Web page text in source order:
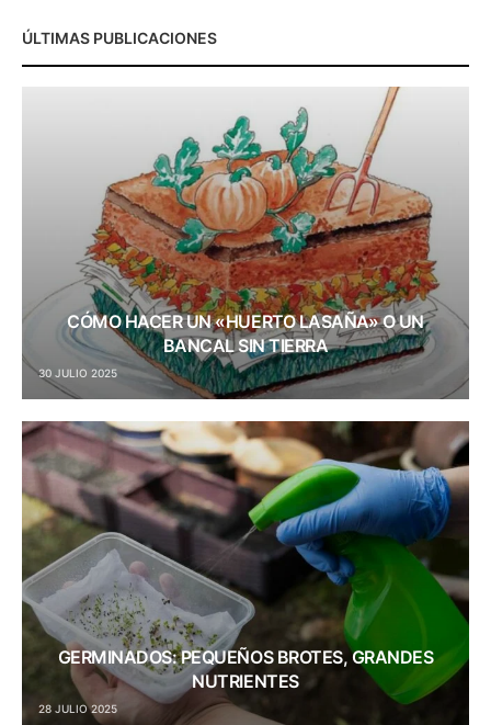
ÚLTIMAS PUBLICACIONES
CÓMO HACER UN «HUERTO LASAÑA» O UN
BANCAL SIN TIERRA
30 JULIO 2025
GERMINADOS: PEQUEÑOS BROTES, GRANDES
NUTRIENTES
28 JULIO 2025